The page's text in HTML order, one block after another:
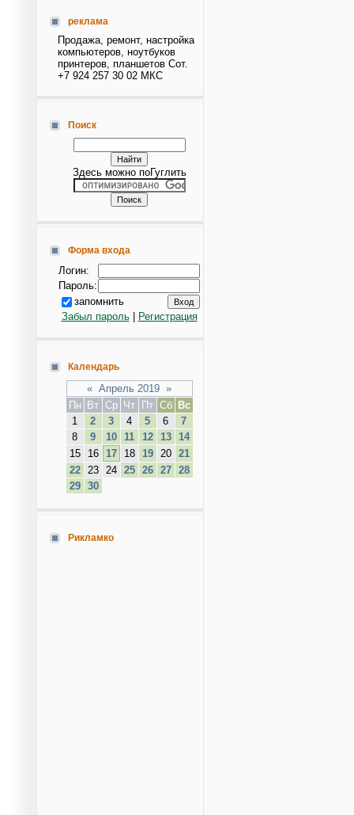
реклама
Продажа, ремонт, настройка
компьютеров, ноутбуков
принтеров, планшетов Сот.
+7 924 257 30 02 МКС
Поиск
Здесь можно поГуглить
Форма входа
Логин:
Пароль:
запомнить
Забыл пароль| Регистрация
Календарь
« Апрель 2019 »
Пн
Вт Ср Чт Пт Сб
Вс
1
2 3 4 5 6
7
8
9 10 11 12 13
14
15
16 17 18 19 20
21
22
23 24 25 26 27
28
29
30
Рикламко